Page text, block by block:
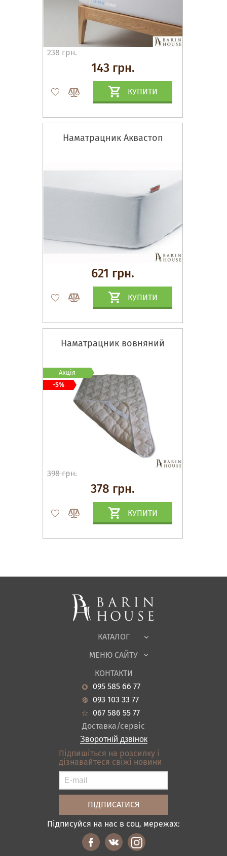
238 грн.
143 грн.
КУПИТИ
Наматрацник Аквастоп
621 грн.
КУПИТИ
Наматрацник вовняний
398 грн.
378 грн.
КУПИТИ
Акція
-5%
КАТАЛОГ
Спальні, Ліжка
Корпусні меблі
Офісні меблі
Садові меблі
Вітальня
Кухня
Передпокої
Ванна
Акціі
МЕНЮ САЙТУ
Про нас
Новини
Гарантія
Кредит
Оплата і доставка
Відгуки
Контакти
Карта сайту
Умови покупки
КОНТАКТИ
095 585 66 77
093 103 33 77
067 586 55 77
Доставка/сервіс
Зворотній дзвінок
Підпишіться на розсилку і
дізнавайтеся свіжі новини
Підписуйся на нас в соц. мережах: